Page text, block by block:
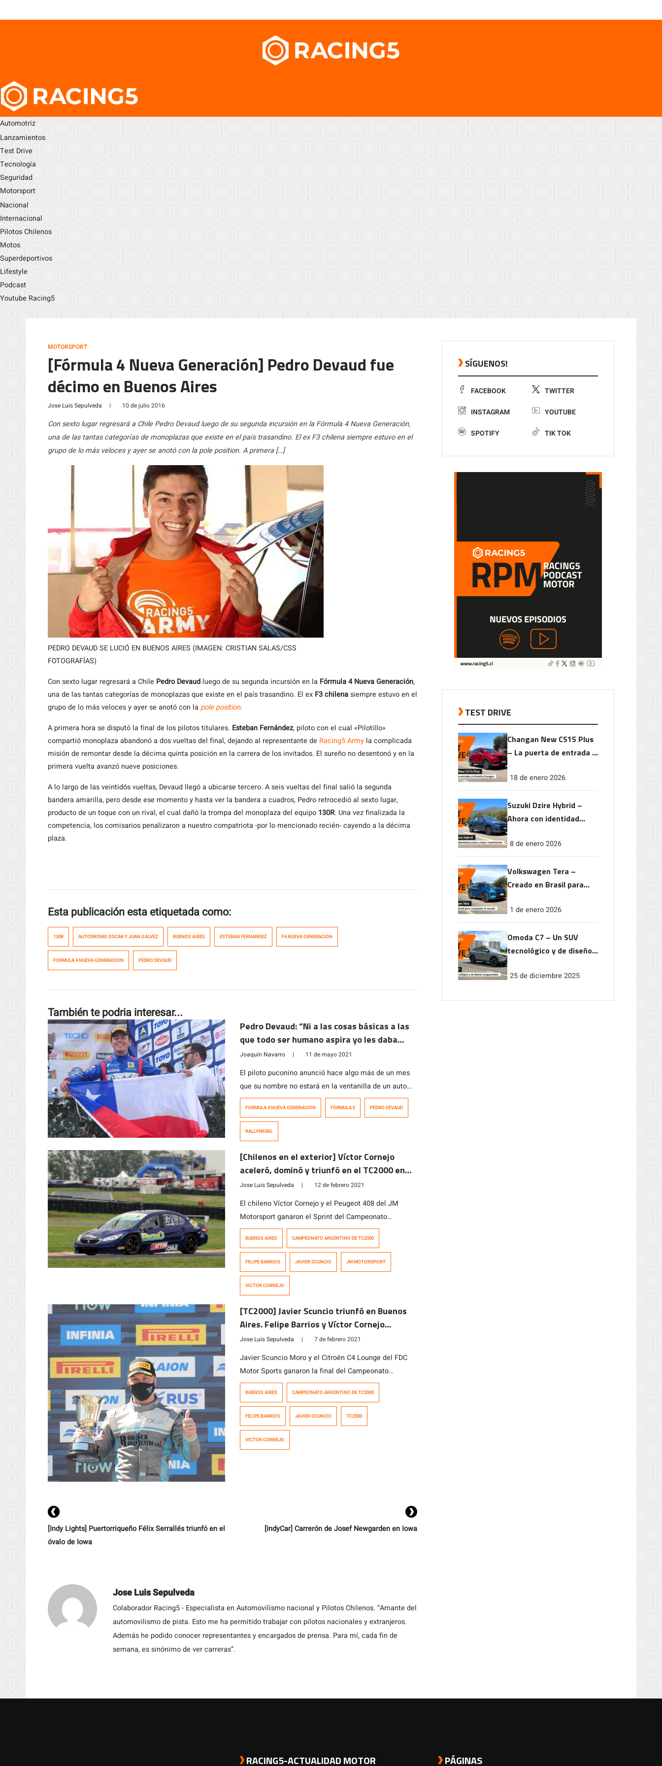
Automotriz
Lanzamientos
Test Drive
Tecnología
Seguridad
Motorsport
Nacional
Internacional
Pilotos Chilenos
Motos
Superdeportivos
Lifestyle
Podcast
Youtube Racing5
MOTORSPORT
[Fórmula 4 Nueva Generación] Pedro Devaud fue
décimo en Buenos Aires
Jose Luis Sepulveda | 10 de julio 2016
Con sexto lugar regresará a Chile Pedro Devaud luego de su segunda incursión en la Fórmula 4 Nueva Generación,
una de las tantas categorías de monoplazas que existe en el país trasandino. El ex F3 chilena siempre estuvo en el
grupo de lo más veloces y ayer se anotó con la pole position. A primera […]
PEDRO DEVAUD SE LUCIÓ EN BUENOS AIRES (IMAGEN: CRISTIAN SALAS/CSS
FOTOGRAFÍAS)
Con sexto lugar regresará a Chile Pedro Devaud luego de su segunda incursión en la Fórmula 4 Nueva Generación,
una de las tantas categorías de monoplazas que existe en el país trasandino. El ex F3 chilenasiempre estuvo en el
grupo de lo más veloces y ayer se anotó con la pole position.
A primera hora se disputó la final de los pilotos titulares. Esteban Fernández, piloto con el cual «Pilotillo»
compartió monoplaza abandonó a dos vueltas del final, dejando al representante de Racing5 Army la complicada
misión de remontar desde la décima quinta posición en la carrera de los invitados. El sureño no desentonó y en la
primera vuelta avanzó nueve posiciones.
A lo largo de las veintidós vueltas, Devaud llegó a ubicarse tercero. A seis vueltas del final salió la segunda
bandera amarilla, pero desde ese momento y hasta ver la bandera a cuadros, Pedro retrocedió al sexto lugar,
producto de un toque con un rival, el cual dañó la trompa del monoplaza del equipo 130R. Una vez finalizada la
competencia, los comisarios penalizaron a nuestro compatriota -por lo mencionado recién- cayendo a la décima
plaza.
Esta publicación esta etiquetada como:
130R AUTODROMO OSCAR Y JUAN GALVEZ BUENOS AIRES ESTEBAN FERNANDEZ F4 NUEVA GENERACION
FORMULA 4 NUEVA GENERACION PEDRO DEVAUD
También te podria interesar...
Pedro Devaud: “Ni a las cosas básicas a las
que todo ser humano aspira yo les daba
importancia”
Joaquín Navarro | 11 de mayo 2021
El piloto puconino anunció hace algo más de un mes
que su nombre no estará en la ventanilla de un auto
del RallyMobil este año. No sabe si podrá volver a
su título de campeón en la Fórmula 4 […]
FORMULA 4 NUEVA GENERACION FORMULA E PEDRO DEVAUD
RALLYMOBIL
[Chilenos en el exterior] Víctor Cornejo
aceleró, dominó y triunfó en el TC2000 en
Buenos Aires
Jose Luis Sepulveda | 12 de febrero 2021
El chileno Víctor Cornejo y el Peugeot 408 del JM
Motorsport ganaron el Sprint del Campeonato
Argentino de TC2000 en el circuito número 6 del
temporada 2020. Matías Cravero (FDC Motor Sports) y
Tomás Cingolani (Ambrogio Racing) completaron […]
BUENOS AIRES CAMPEONATO ARGENTINO DE TC2000
FELIPE BARRIOS JAVIER SCUNCIO JM MOTORSPORT
VICTOR CORNEJO
[TC2000] Javier Scuncio triunfó en Buenos
Aires. Felipe Barrios y Víctor Cornejo
cruzaron la meta en el top ten
Jose Luis Sepulveda | 7 de febrero 2021
Javier Scuncio Moro y el Citroën C4 Lounge del FDC
Motor Sports ganaron la final del Campeonato
Argentino de TC2000 en el circuito número 8 del
temporada 2020. Matías Cravero (FDC Motor Sports) y
el uruguayo Rodrigo […]
BUENOS AIRES CAMPEONATO ARGENTINO DE TC2000
FELIPE BARRIOS JAVIER SCUNCIO TC2000
VICTOR CORNEJO
[Indy Lights] Puertorriqueño Félix Serrallés triunfó en el
óvalo de Iowa
[IndyCar] Carrerón de Josef Newgarden en Iowa
Jose Luis Sepulveda
Colaborador Racing5 - Especialista en Automovilísmo nacional y Pilotos Chilenos. “Amante del
automovilismo de pista. Esto me ha permitido trabajar con pilotos nacionales y extranjeros.
Además he podido conocer representantes y encargados de prensa. Para mí, cada fin de
semana, es sinónimo de ver carreras”.
SÍGUENOS!
FACEBOOK TWITTER
INSTAGRAM YOUTUBE
SPOTIFY TIK TOK
TEST DRIVE
Changan New CS15 Plus
– La puerta de entrada a
18 de enero 2026
Suzuki Dzire Hybrid –
Ahora con identidad
rendimiento
8 de enero 2026
Volkswagen Tera –
Creado en Brasil para
1 de enero 2026
Omoda C7 – Un SUV
tecnológico y de diseño
25 de diciembre 2025
RACING5-ACTUALIDAD MOTOR PÁGINAS